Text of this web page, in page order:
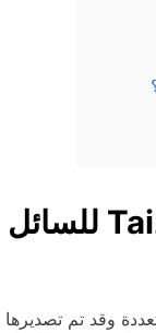
لماذا تحظى آلة تعبئة Taizy للسائل
وقد تم تصديرها